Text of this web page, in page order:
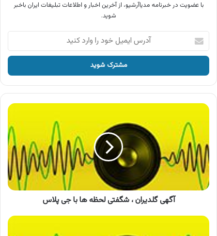
با عضویت در خبرنامه مدیاآرشیو، از آخرین اخبار و اطلاعات تبلیغات ایران باخبر
شوید.
آدرس
ایمیل
خود
وارد
کنید
آگهی
شگفتی
لحظه
ها
با
جی
پلاس
آگهی گلدیران ، شگفتی لحظه ها با جی پلاس
آگهی